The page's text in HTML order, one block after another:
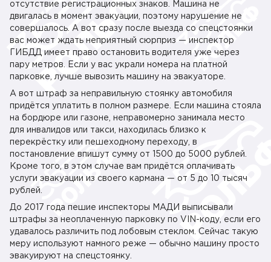
отсутствие регистрационных знаков. Машина не
двигалась в момент эвакуации, поэтому нарушение не
совершалось. А вот сразу после выезда со спецстоянки
вас может ждать неприятный сюрприз — инспектор
ГИБДД имеет право остановить водителя уже через
пару метров. Если у вас украли номера на платной
парковке, лучше вывозить машину на эвакуаторе.
А вот штраф за неправильную стоянку автомобиля
придётся уплатить в полном размере. Если машина стояла
на бордюре или газоне, неправомерно занимала место
для инвалидов или такси, находилась близко к
перекрёстку или пешеходному переходу, в
постановление впишут сумму от 1500 до 5000 рублей.
Кроме того, в этом случае вам придётся оплачивать
услуги эвакуации из своего кармана — от 5 до 10 тысяч
рублей.
До 2017 года пешие инспекторы МАДИ выписывали
штрафы за неоплаченную парковку по VIN-коду, если его
удавалось различить под лобовым стеклом. Сейчас такую
меру используют намного реже — обычно машину просто
эвакуируют на спецстоянку.